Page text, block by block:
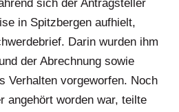
sich der Antragsteller
in Spitzbergen aufhielt,
Darin wurden ihm
der Abrechnung sowie
Verhalten vorgeworfen. Noch
angehört worden war, teilte